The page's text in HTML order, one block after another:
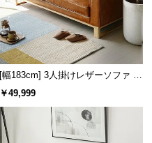
[幅183cm] 3人掛けレザーソファ 木
脚 2人掛け ヴィンテージ風 スクエ
￥49,999